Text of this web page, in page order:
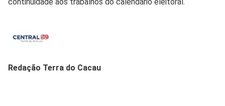
Redação Terra do Cacau